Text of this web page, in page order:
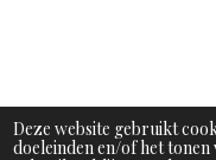
Deze website gebruikt
doeleinden en/of het